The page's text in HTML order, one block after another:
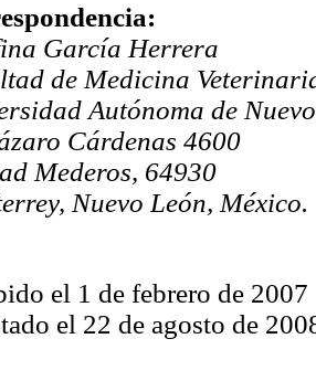
García Herrera
de Medicina
Autónoma de
Cárdenas 4600
Mederos, 64930
Nuevo León, México.
el 1 de febrero de 2007
el 22 de agosto de